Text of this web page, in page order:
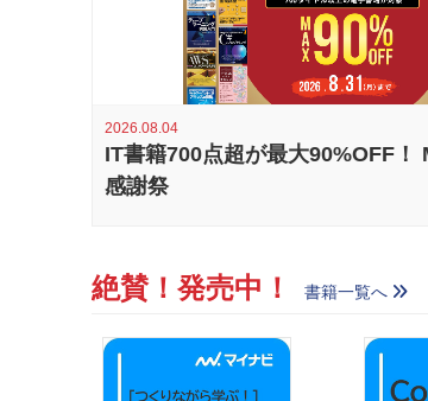
2026.08.04
IT書籍700点超が最大90%OFF！
感謝祭
絶賛！発売中！ 書籍一覧へ